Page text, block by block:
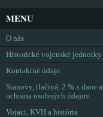
MENU
O nás
Historické vojenské jednotky
Kontaktné údaje
Stanovy, tlačivá, 2 % z dane a
ochrana osobných údajov
Vojaci, KVH a história